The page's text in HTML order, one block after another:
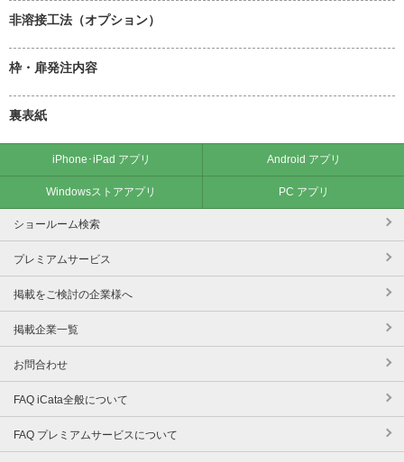
非溶接工法（オプション）
枠・扉発注内容
裏表紙
iPhone･iPad アプリ Android アプリ
Windowsストアアプリ PC アプリ
ショールーム検索
プレミアムサービス
掲載をご検討の企業様へ
掲載企業一覧
お問合わせ
FAQ iCata全般について
FAQ プレミアムサービスについて